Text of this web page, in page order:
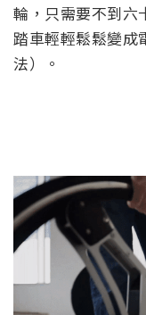
輪，只需要不到六
踏車輕輕鬆鬆變成
法）。